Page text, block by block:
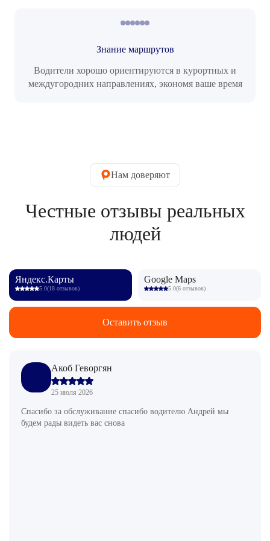
Знание маршрутов
Водители хорошо ориентируются в курортных и
междугородних направлениях, экономя ваше время
Нам доверяют
Честные отзывы реальных
людей
Яндекс.Карты
5.0(18 отзывов)
Google Maps
5.0(6 отзывов)
Оставить отзыв
Акоб Геворгян
25 июля 2026
Спасибо за обслуживание спасибо водителю Андрей мы
будем рады видеть вас снова